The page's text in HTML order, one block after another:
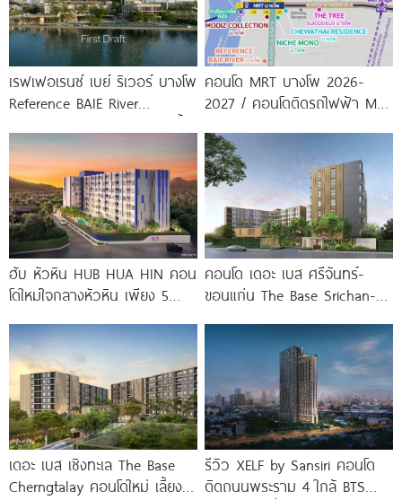
เรฟเฟอเรนซ์ เบย์ ริเวอร์ บางโพ
Reference BAIE River
จาก
คอนโด MRT บางโพ 2026-
2027 / คอนโดติดรถไฟฟ้า MRT
ฮับ หัวหิน HUB HUA HIN คอน
โดใหม่ใจกลางหัวหิน เพียง 5
คอนโด เดอะ เบส ศรีจันทร์-
ขอนแก่น The Base Srichan-
ขอนแก่น
เดอะ เบส เชิงทะเล The Base
Cherngtalay คอนโดใหม่ เลี้ยง
รีวิว XELF by Sansiri คอนโด
ติดถนนพระราม 4 ใกล้ BTS